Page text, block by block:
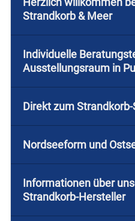
Strandkorb & Meer
Individuelle
Ausstellungsraum in
Direkt zum Strandkorb-
Nordseeform und
Informationen über
Strandkorb-Hersteller